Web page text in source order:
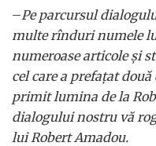
–Pe parcursul
multe rînduri numele
numeroase articole şi
cel care a prefaţat
primit lumina de la
dialogului nostru vă
lui Robert Amadou.